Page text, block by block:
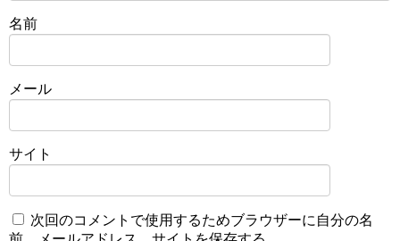
名前
メール
サイト
次回のコメントで使用するためブラウザーに自分の名